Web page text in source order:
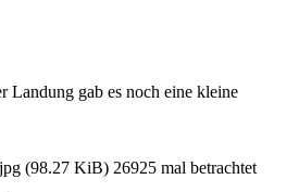
Landung gab es noch eine kleine
(98.27 KiB) 26925 mal betrachtet